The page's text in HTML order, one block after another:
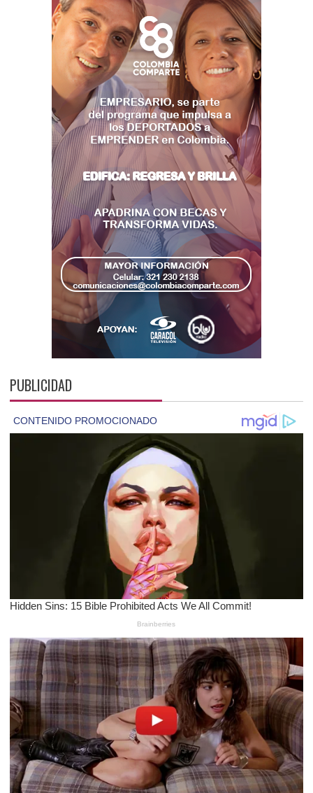
PUBLICIDAD